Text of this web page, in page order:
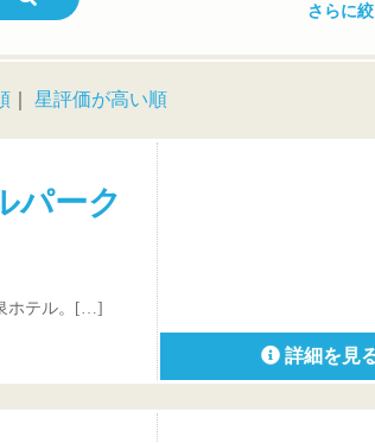
さらに
星評価が高い順
パーク
ホテル。[…]
詳細を見